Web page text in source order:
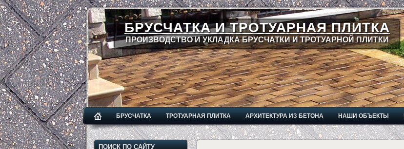
БРУСЧАТКА И ТРОТУАРНАЯ ПЛИТКА
ПРОИЗВОДСТВО И УКЛАДКА БРУСЧАТКИ И ТРОТУАРНОЙ ПЛИТКИ
БРУСЧАТКА ТРОТУАРНАЯ ПЛИТКА АРХИТЕКТУРА ИЗ БЕТОНА НАШИ ОБЪЕКТЫ
ПОИСК ПО САЙТУ